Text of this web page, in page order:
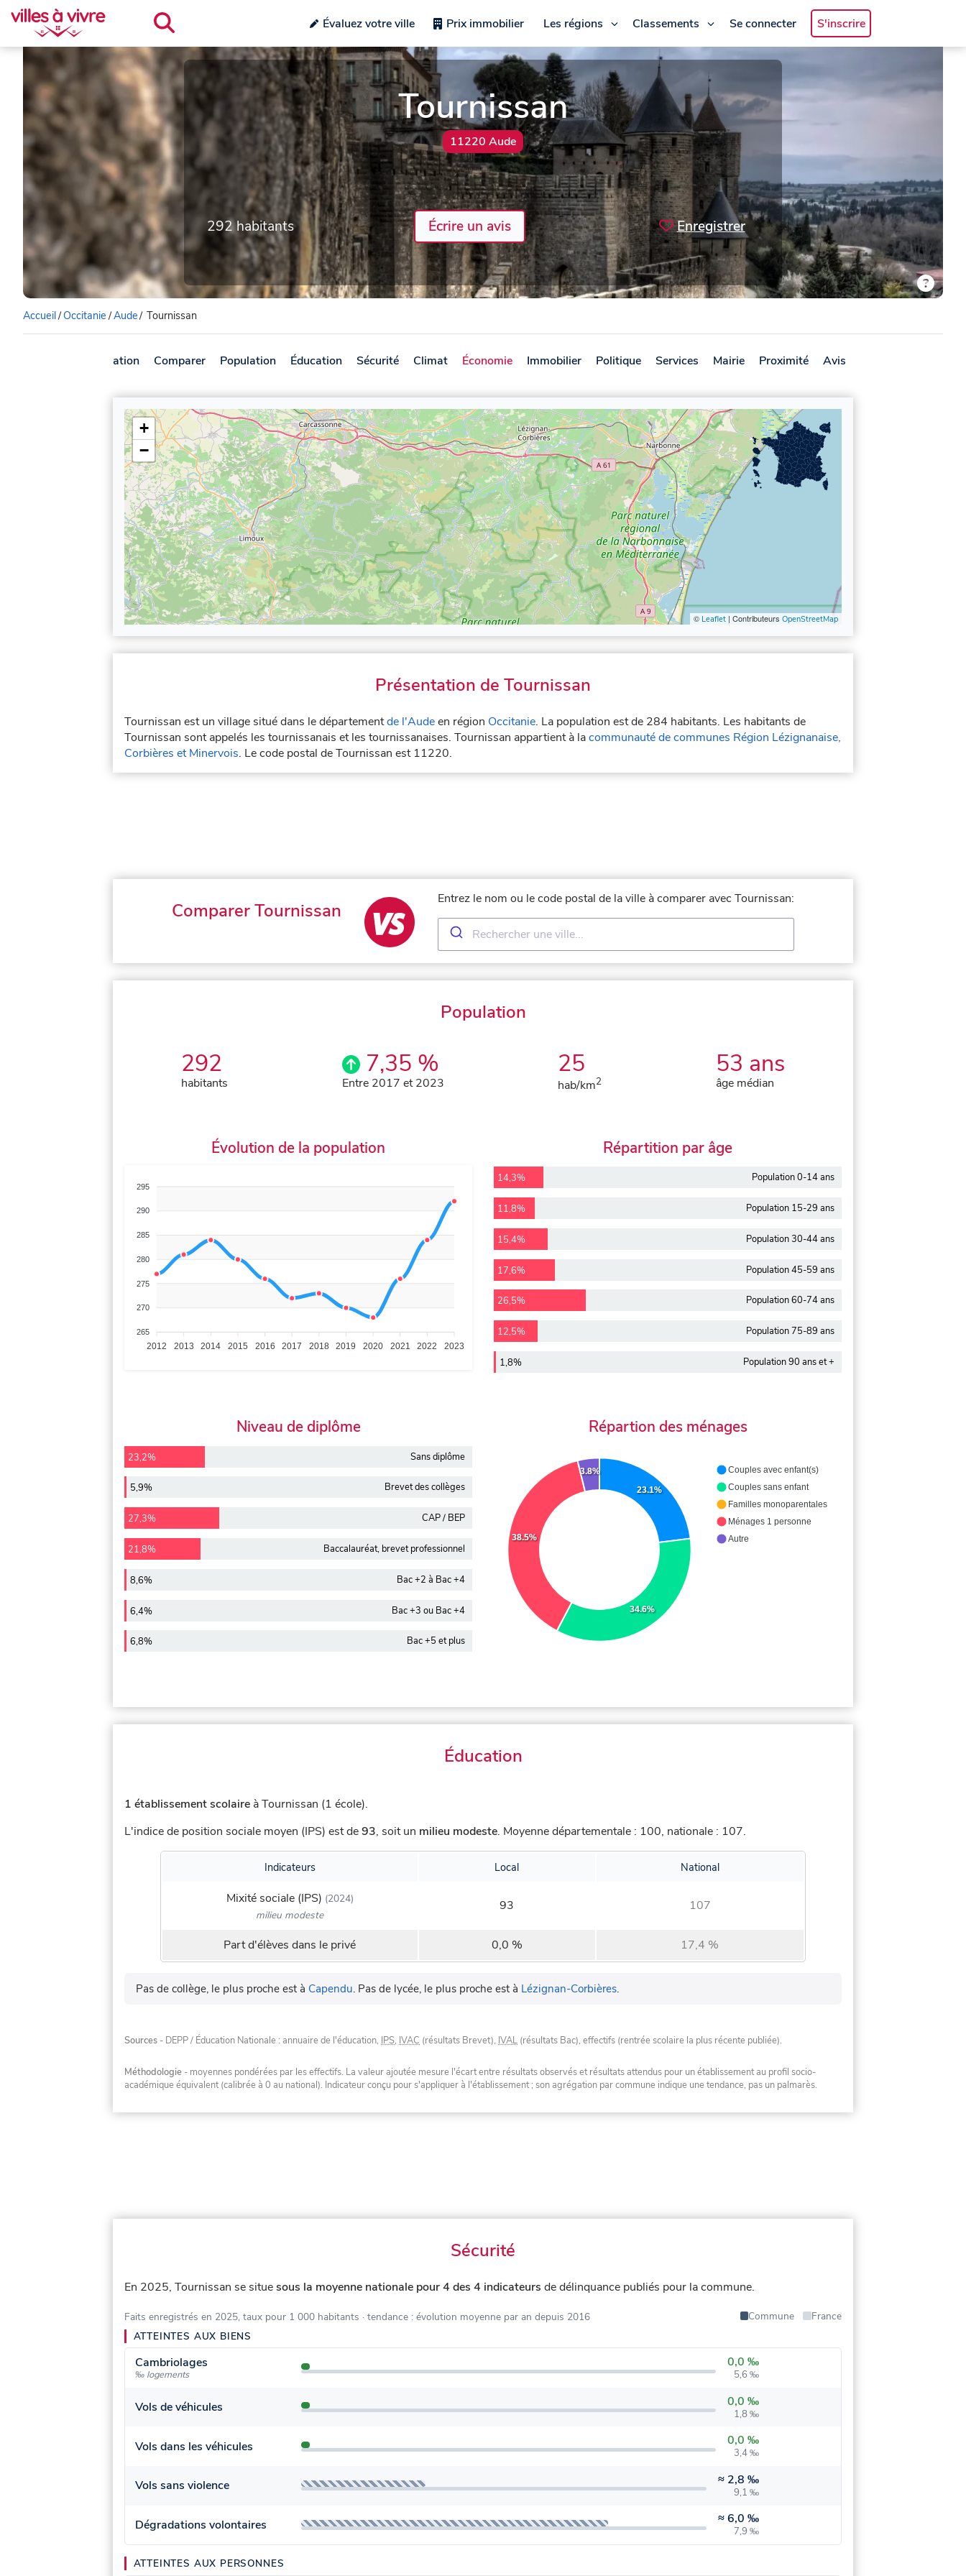
Évaluez votre ville Prix immobilier Les régions Classements Se connecter S'inscrire
Tournissan
11220 Aude
292 habitants Écrire un avis Enregistrer
Accueil/Occitanie/Aude/ Tournissan
Présentation Comparer Population Éducation Sécurité Climat Économie Immobilier Politique Services Mairie Proximité Avis
+
−
© Leaflet | Contributeurs OpenStreetMap
Présentation de Tournissan
Tournissan est un village situé dans le départementde l'Audeen région Occitanie. La population est de 284 habitants. Les habitants de
Tournissan sont appelés les tournissanais et les tournissanaises. Tournissan appartient à lacommunauté de communes Région Lézignanaise,
Corbières et Minervois. Le code postal de Tournissan est 11220.
Comparer Tournissan
Entrez le nom ou le code postal de la ville à comparer avec Tournissan:
Population
292
habitants
7,35 %
Entre 2017 et 2023
25
hab/km2
53 ans
âge médian
Évolution de la population
295
290
285
280
275
270
265
2012 2013 2014 2015 2016 2017 2018 2019 2020 2021 2022 2023
Répartition par âge
14,3% Population 0-14 ans
11,8% Population 15-29 ans
15,4% Population 30-44 ans
17,6% Population 45-59 ans
26,5% Population 60-74 ans
12,5% Population 75-89 ans
1,8% Population 90 ans et +
Niveau de diplôme
23,2% Sans diplôme
5,9% Brevet des collèges
27,3% CAP / BEP
21,8% Baccalauréat, brevet professionnel
8,6% Bac +2 à Bac +4
6,4% Bac +3 ou Bac +4
6,8% Bac +5 et plus
Répartion des ménages
23.1%
34.6%
38.5%
3.8%
Couples avec enfant(s)
Couples sans enfant
Familles monoparentales
Ménages 1 personne
Autre
Éducation
1 établissement scolaire à Tournissan (1 école).
L'indice de position sociale moyen (IPS) est de93, soit un milieu modeste. Moyenne départementale : 100, nationale : 107.
Indicateurs Local National
Mixité sociale (IPS) (2024)
milieu modeste
93 107
Part d'élèves dans le privé 0,0 % 17,4 %
Pas de collège, le plus proche est à Capendu. Pas de lycée, le plus proche est à Lézignan-Corbières.
Sources - DEPP / Éducation Nationale : annuaire de l'éducation, IPS, IVAC (résultats Brevet), IVAL (résultats Bac), effectifs (rentrée scolaire la plus récente publiée).
Méthodologie - moyennes pondérées par les effectifs. La valeur ajoutée mesure l'écart entre résultats observés et résultats attendus pour un établissement au profil socio-
académique équivalent (calibrée à 0 au national). Indicateur conçu pour s'appliquer à l'établissement ; son agrégation par commune indique une tendance, pas un palmarès.
Sécurité
En 2025, Tournissan se situesous la moyenne nationale pour 4 des 4 indicateurs de délinquance publiés pour la commune.
Faits enregistrés en 2025, taux pour 1 000 habitants · tendance : évolution moyenne par an depuis 2016 Commune
France
ATTEINTES AUX BIENS
Cambriolages
‰ logements
0,0 ‰
5,6 ‰
Vols de véhicules 0,0 ‰
1,8 ‰
Vols dans les véhicules 0,0 ‰
3,4 ‰
Vols sans violence ≈ 2,8 ‰
9,1 ‰
Dégradations volontaires ≈6,0 ‰
7,9 ‰
ATTEINTES AUX PERSONNES